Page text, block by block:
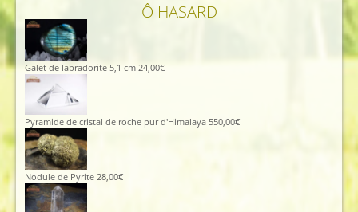
Ô HASARD
Galet de labradorite 5,1 cm 24,00€
Pyramide de cristal de roche pur d'Himalaya 550,00€
Nodule de Pyrite 28,00€